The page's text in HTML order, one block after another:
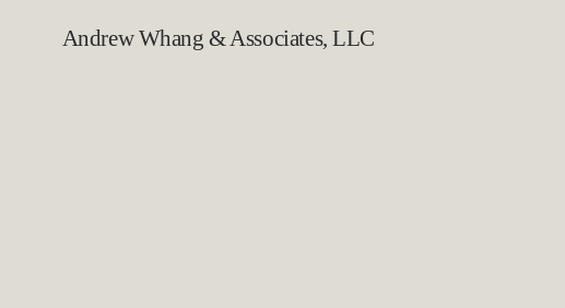
Andrew Whang & Associates, LLC